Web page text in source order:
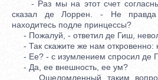
- Раз мы на этот счет
сказал де Лоррен. - Не
находитесь подле принцессы?
- Пожалуй, - ответил де Гиш,
- Так скажите же нам откровенно:
- Ее? - с изумлением спросил де
- Да, ее внешность, ее ум?
Ошеломленный таким